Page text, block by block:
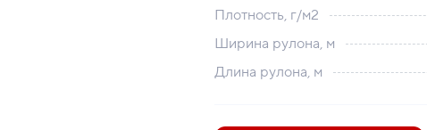
Плотность, г/м2
Ширина рулона, м
Длина рулона, м